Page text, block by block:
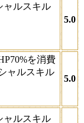
ャルスキル
5.0
を消費
ャルスキル
5.0
ャルスキル